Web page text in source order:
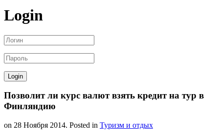
Login
Позволит ли курс валют взять кредит на тур в
Финляндию
on 28 Ноября 2014. Posted in Туризм и отдых